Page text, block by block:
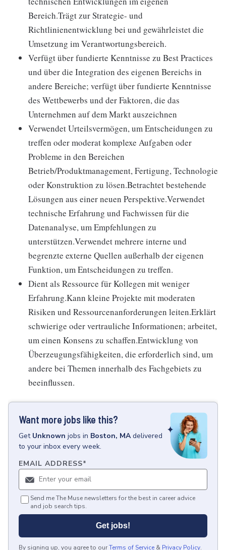
Bereich.Trägt zur Strategie- und
Richtlinienentwicklung bei und gewährleistet die
Umsetzung im Verantwortungsbereich.
Verfügt über fundierte Kenntnisse zu Best Practices
und über die Integration des eigenen Bereichs in
andere Bereiche; verfügt über fundierte Kenntnisse
des Wettbewerbs und der Faktoren, die das
Unternehmen auf dem Markt auszeichnen
Verwendet Urteilsvermögen, um Entscheidungen zu
treffen oder moderat komplexe Aufgaben oder
Probleme in den Bereichen
Betrieb/Produktmanagement, Fertigung, Technologie
oder Konstruktion zu lösen.Betrachtet bestehende
Lösungen aus einer neuen Perspektive.Verwendet
technische Erfahrung und Fachwissen für die
Datenanalyse, um Empfehlungen zu
unterstützen.Verwendet mehrere interne und
begrenzte externe Quellen außerhalb der eigenen
Funktion, um Entscheidungen zu treffen.
Dient als Ressource für Kollegen mit weniger
Erfahrung.Kann kleine Projekte mit moderaten
Risiken und Ressourcenanforderungen leiten.Erklärt
schwierige oder vertrauliche Informationen; arbeitet,
um einen Konsens zu schaffen.Entwicklung von
Überzeugungsfähigkeiten, die erforderlich sind, um
andere bei Themen innerhalb des Fachgebiets zu
beeinflussen.
Want more jobs like this?
Get Unknown jobs in Boston, MA delivered
to your inbox every week.
EMAIL ADDRESS*
Send me The Muse newsletters for the best in career advice
and job search tips.
Get jobs!
By signing up, you agree to ourTerms of Service & Privacy Policy.